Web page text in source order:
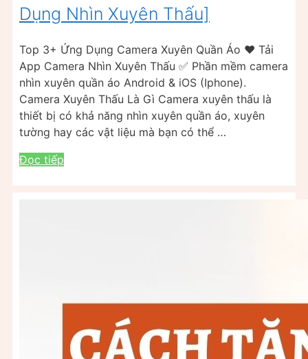
Dụng Nhìn Xuyên Thấu]
Top 3+ Ứng Dụng Camera Xuyên Quần Áo ❤️ Tải
App Camera Nhìn Xuyên Thấu ✅ Phần mềm camera
nhìn xuyên quần áo Android & iOS (Iphone).
Camera Xuyên Thấu Là Gì Camera xuyên thấu là
thiết bị có khả năng nhìn xuyên quần áo, xuyên
tường hay các vật liệu mà bạn có thể …
Đọc tiếp